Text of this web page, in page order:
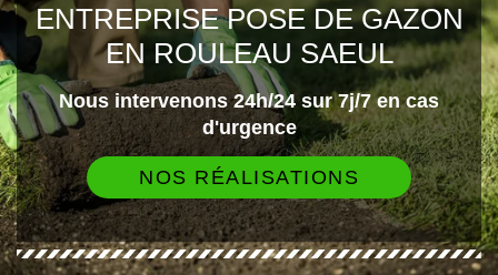
ENTREPRISE POSE DE GAZON
EN ROULEAU SAEUL
Nous intervenons 24h/24 sur 7j/7 en cas
d'urgence
NOS RÉALISATIONS